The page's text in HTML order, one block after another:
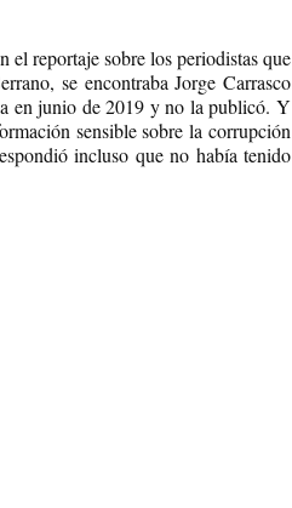
el reportaje sobre los periodistas que
se encontraba Jorge Carrasco
en junio de 2019 y no la publicó. Y
sensible sobre la corrupción
incluso que no había tenido